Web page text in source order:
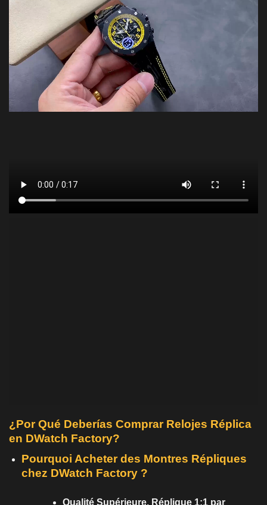
¿Por Qué Deberías Comprar Relojes Réplica
en DWatch Factory?
Pourquoi Acheter des Montres Répliques
chez DWatch Factory ?
Qualité Supérieure, Réplique 1:1 par